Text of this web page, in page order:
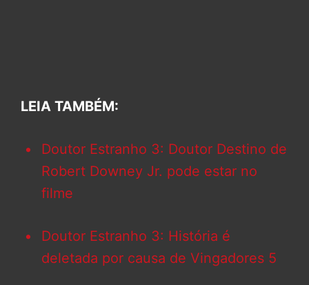
LEIA TAMBÉM:
Doutor Estranho 3: Doutor Destino de
Robert Downey Jr. pode estar no
filme
Doutor Estranho 3: História é
deletada por causa de Vingadores 5